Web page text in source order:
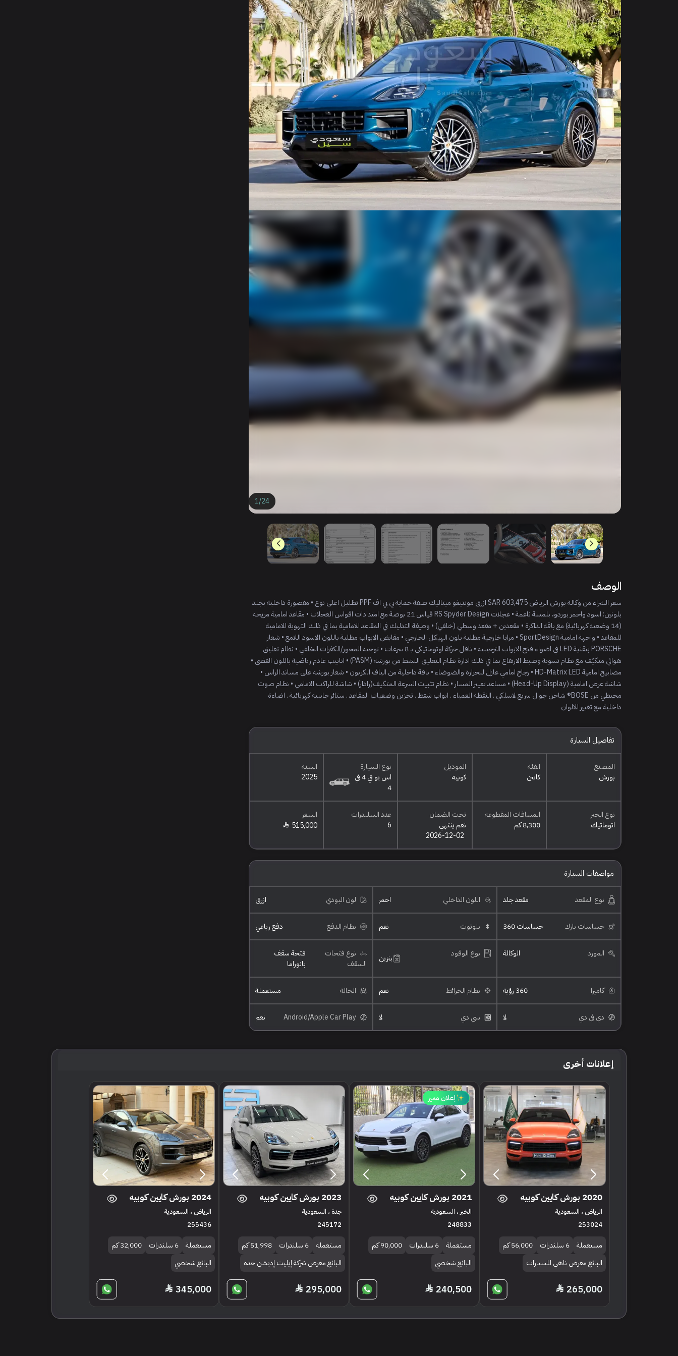
1/24
الوصف
سعر الشراء من وكالة بورش الرياض SAR 603,475 ازرق مونتيغو ميتاليك طبقة حماية بي بي اف PPF تظليل اعلى نوع • مقصورة داخلية بجلد
بلونين: اسود واحمر بوردو، بلمسة ناعمة • عجلات RS Spyder Design قياس 21 بوصة مع امتدادات اقواس العجلات • مقاعد امامية مريحة
(14 وضعية كهربائية) مع باقة الذاكرة • مقعدين + مقعد وسطي (خلفي) • وظيفة التدليك في المقاعد الامامية بما في ذلك التهوية الامامية
للمقاعد • واجهة امامية SportDesign • مرايا خارجية مطلية بلون الهيكل الخارجي • مقابض الابواب مطلية باللون الاسود اللامع • شعار
PORSCHE بتقنية LED في اضواء فتح الابواب الترحيبية • ناقل حركة اوتوماتيكي بـ 8 سرعات • توجيه المحور/الكفرات الخلفي • نظام تعليق
هوائي متكيّف مع نظام تسوية وضبط الارتفاع بما في ذلك ادارة نظام التعليق النشط من بورشه (PASM) • انابيب عادم رياضية باللون الفضي •
مصابيح امامية HD-Matrix LED • زجاج امامي عازل للحرارة والضوضاء • باقة داخلية من الياف الكربون • شعار بورشه على مساند الراس •
شاشة عرض امامية (Head-Up Display) • مساعد تغيير المسار • نظام تثبيت السرعة المتكيف(رادار) • شاشة للراكب الامامي • نظام صوت
محيطي من BOSE® شاحن جوال سريع لاسلكي . النقطة العمياء . ابواب شفط . تخزين وضعيات المقاعد . ستائر جانبية كهربائية . اضاءة
داخلية مع تغيير الالوان
تفاصيل السيارة
المصنع
بورش
الفئة
كايين
الموديل
كوبيه
نوع السيارة
اس يو في 4 في
4
السنة
2025
نوع الجير
اتوماتيك
المسافات المقطوعه
8,300 كم
تحت الضمان
نعم ينتهي
2026-12-02
عدد السلندرات
6
السعر
515,000
مواصفات السيارة
نوع المقعد مقعد جلد اللون الداخلي احمر لون البودي ازرق
حساسات بارك حساسات 360 بلوتوث نعم نظام الدفع دفع رباعي
المورد الوكالة نوع الوقود بنزين
نوع فتحات
السقف
فتحة سقف
بانوراما
كاميرا 360 رؤية نظام الخرائط نعم الحالة مستعملة
دي في دي لا سي دي لا نعم
إعلانات أخرى
2020 بورش كايين كوبيه
الرياض ، السعودية
253024
مستعملة 6 سلندرات
56,000 كم
البائع معرض ناهي للسيارات
265,000
إعلان مميز
2021 بورش كايين كوبيه
الخبر ، السعودية
248833
مستعملة 6 سلندرات
90,000 كم
البائع شخصي
240,500
2023 بورش كايين كوبيه
جدة ، السعودية
245172
مستعملة 6 سلندرات
51,998 كم
البائع معرض شركة إيليت إديشن جدة
295,000
2024 بورش كايين كوبيه
الرياض ، السعودية
255436
مستعملة 6 سلندرات
32,000 كم
البائع شخصي
345,000